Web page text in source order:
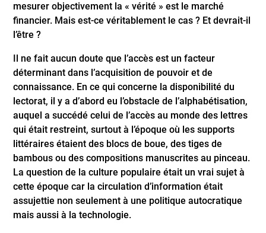
mesurer objectivement la « vérité » est le marché
financier. Mais est-ce véritablement le cas ? Et devrait-il
l’être ?
Il ne fait aucun doute que l’accès est un facteur
déterminant dans l’acquisition de pouvoir et de
connaissance. En ce qui concerne la disponibilité du
lectorat, il y a d’abord eu l’obstacle de l’alphabétisation,
auquel a succédé celui de l’accès au monde des lettres
qui était restreint, surtout à l’époque où les supports
littéraires étaient des blocs de boue, des tiges de
bambous ou des compositions manuscrites au pinceau.
La question de la culture populaire était un vrai sujet à
cette époque car la circulation d’information était
assujettie non seulement à une politique autocratique
mais aussi à la technologie.